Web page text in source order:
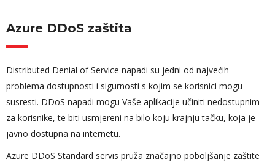
Azure DDoS zaštita
Distributed Denial of Service napadi su jedni od najvećih
problema dostupnosti i sigurnosti s kojim se korisnici mogu
susresti. DDoS napadi mogu Vaše aplikacije učiniti nedostupnim
za korisnike, te biti usmjereni na bilo koju krajnju tačku, koja je
javno dostupna na internetu.
Azure DDoS Standard servis pruža značajno poboljšanje zaštite